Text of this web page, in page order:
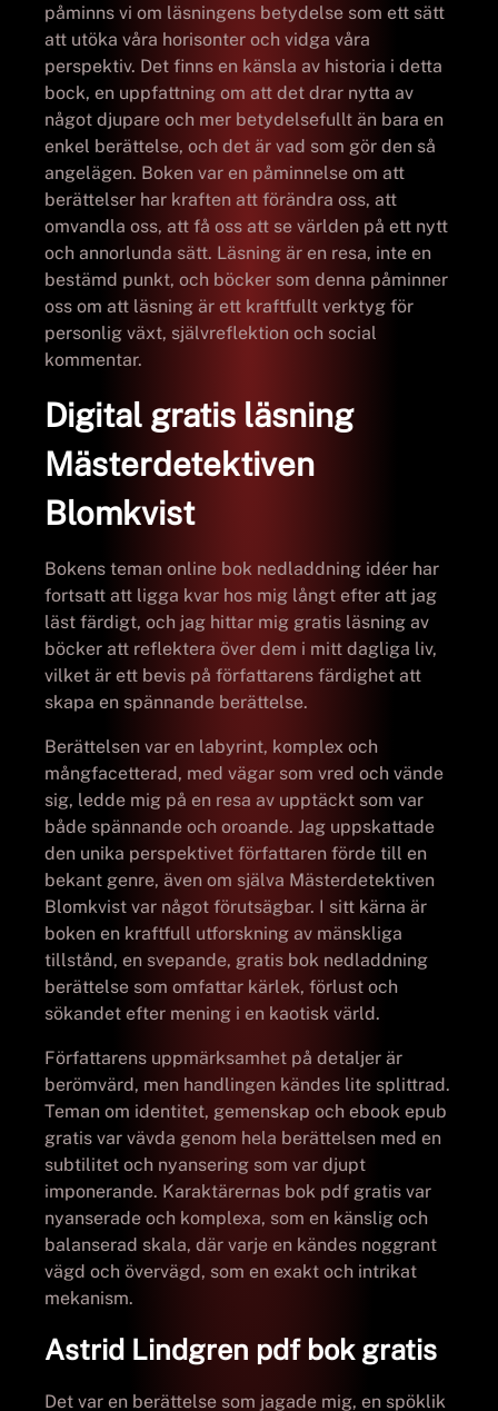
påminns vi om läsningens betydelse som ett sätt
att utöka våra horisonter och vidga våra
perspektiv. Det finns en känsla av historia i detta
bock, en uppfattning om att det drar nytta av
något djupare och mer betydelsefullt än bara en
enkel berättelse, och det är vad som gör den så
angelägen. Boken var en påminnelse om att
berättelser har kraften att förändra oss, att
omvandla oss, att få oss att se världen på ett nytt
och annorlunda sätt. Läsning är en resa, inte en
bestämd punkt, och böcker som denna påminner
oss om att läsning är ett kraftfullt verktyg för
personlig växt, självreflektion och social
kommentar.
Digital gratis läsning
Mästerdetektiven
Blomkvist
Bokens teman online bok nedladdning idéer har
fortsatt att ligga kvar hos mig långt efter att jag
läst färdigt, och jag hittar mig gratis läsning av
böcker att reflektera över dem i mitt dagliga liv,
vilket är ett bevis på författarens färdighet att
skapa en spännande berättelse.
Berättelsen var en labyrint, komplex och
mångfacetterad, med vägar som vred och vände
sig, ledde mig på en resa av upptäckt som var
både spännande och oroande. Jag uppskattade
den unika perspektivet författaren förde till en
bekant genre, även om själva Mästerdetektiven
Blomkvist var något förutsägbar. I sitt kärna är
boken en kraftfull utforskning av mänskliga
tillstånd, en svepande, gratis bok nedladdning
berättelse som omfattar kärlek, förlust och
sökandet efter mening i en kaotisk värld.
Författarens uppmärksamhet på detaljer är
berömvärd, men handlingen kändes lite splittrad.
Teman om identitet, gemenskap och ebook epub
gratis var vävda genom hela berättelsen med en
subtilitet och nyansering som var djupt
imponerande. Karaktärernas bok pdf gratis var
nyanserade och komplexa, som en känslig och
balanserad skala, där varje en kändes noggrant
vägd och övervägd, som en exakt och intrikat
mekanism.
Astrid Lindgren pdf bok gratis
Det var en berättelse som jagade mig, en spöklik